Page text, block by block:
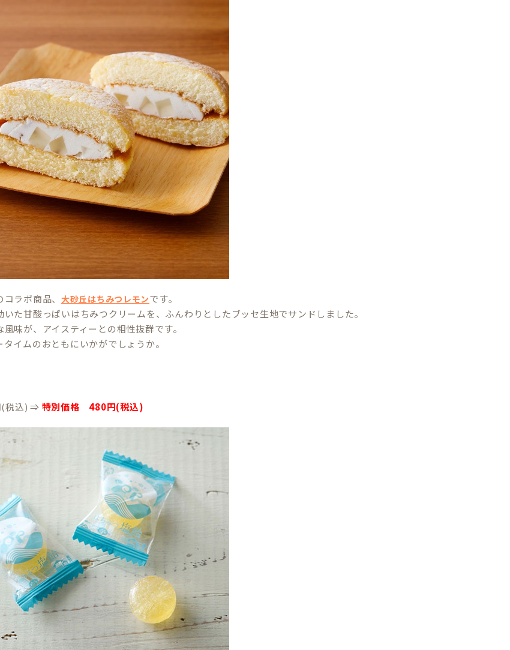
ラボ商品、 大砂丘はちみつレモンです。
いた甘酸っぱいはちみつクリームを、ふんわりとしたブッセ生地でサンドしました。
味が、アイスティーとの相性抜群です。
イムのおともにいかがでしょうか。
税込) ⇒ 特別価格 480円(税込)